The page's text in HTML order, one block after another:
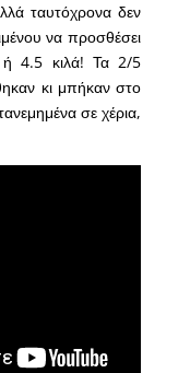
ταυτόχρονα δεν
να προσθέσει
4.5 κιλά! Τα 2/5
κι μπήκαν στο
σε χέρια,